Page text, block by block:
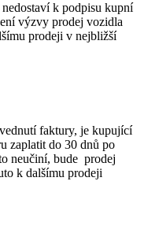
k podpisu kupní
výzvy prodej vozidla
prodeji v nejbližší
faktury, je kupující
zaplatit do 30 dnů po
neučiní, bude prodej
k dalšímu prodeji